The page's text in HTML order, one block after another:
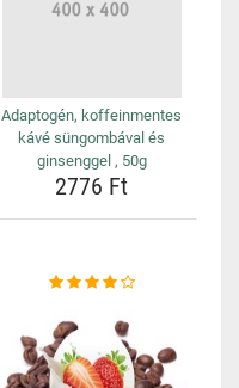
Adaptogén, koffeinmentes
kávé süngombával és
ginsenggel , 50g
2776 Ft